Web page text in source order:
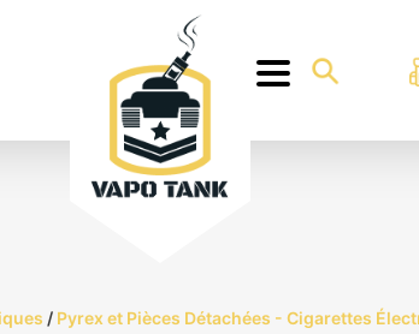
/ Pyrex et Pièces Détachées - Cigarettes